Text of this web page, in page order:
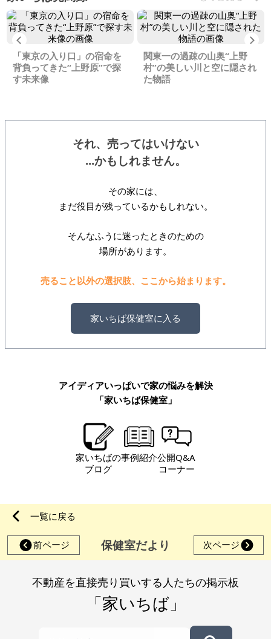
Previous
「東京の入り口」の宿命を
背負ってきた“上野原”で探
す未来像
関東一の過疎の山奥“上野
村”の美しい川と空に隠され
た物語
それ、売ってはいけない
...かもしれません。
その家には、
まだ役目が残っているかもしれない。
そんなふうに迷ったときのための
場所があります。
売ること以外の選択肢、ここから始まります。
家いちば保健室に入る
アイディアいっぱいで家の悩みを解決
「家いちば保健室」
家いちばの
ブログ
事例紹介公開Q&A
コーナー
一覧に戻る
前ページ 保健室だより 次ページ
不動産を直接売り買いする人たちの掲示板
「家いちば」